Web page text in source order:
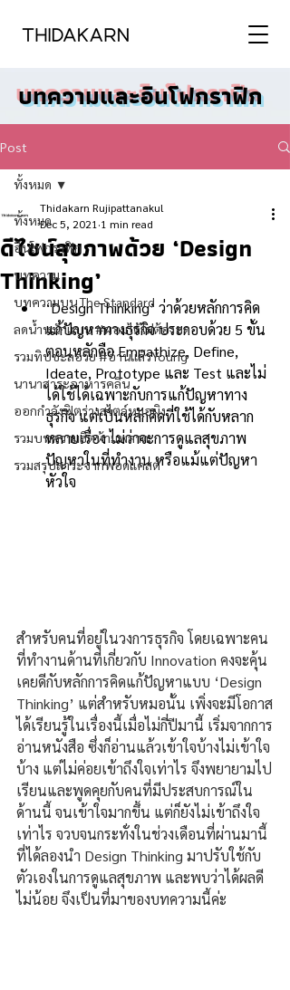
บทความและอินโฟกราฟิก
Post
ทั้งหมด
อินโฟกราฟิก
บทความ
บทความบน The Standard
ลดน้ำหนักแบบ #ผอมได้ไม่ต้องอด
รวมทิปชะลอวัย #อ่านแล้วYoung
นานาสาระอาหารคลีน
ออกกำลังฟิตร่างสไตล์หมอผิง
รวมบทความฮิตห้ามพลาด
รวมสรุปสาระจากพอดแคสต์
ทั้งหมด
ดีไซน์สุขภาพด้วย ‘Design
Thinking’
Thidakarn Rujipattanakul
Dec 5, 2021 1 min read
‘Design Thinking’ ว่าด้วยหลักการคิด
แก้ปัญหาทางธุรกิจ ประกอบด้วย 5 ขั้น
ตอนหลักคือ Empathize, Define,
Ideate, Prototype และ Test และไม่
ได้ใช้ได้เฉพาะกับการแก้ปัญหาทาง
ธุรกิจ แต่เป็นหลักคิดที่ใช้ได้กับหลาก
หลายเรื่อง ไม่ว่าจะการดูแลสุขภาพ
ปัญหาในที่ทำงาน หรือแม้แต่ปัญหา
หัวใจ
สำหรับคนที่อยู่ในวงการธุรกิจ โดยเฉพาะคน
ที่ทำงานด้านที่เกี่ยวกับ Innovation คงจะคุ้น
เคยดีกับหลักการคิดแก้ปัญหาแบบ ‘Design
Thinking’ แต่สำหรับหมอนั้น เพิ่งจะมีโอกาส
ได้เรียนรู้ในเรื่องนี้เมื่อไม่กี่ปีมานี้ เริ่มจากการ
อ่านหนังสือ ซึ่งก็อ่านแล้วเข้าใจบ้างไม่เข้าใจ
บ้าง แต่ไม่ค่อยเข้าถึงใจเท่าไร จึงพยายามไป
เรียนและพูดคุยกับคนที่มีประสบการณ์ใน
ด้านนี้ จนเข้าใจมากขึ้น แต่ก็ยังไม่เข้าถึงใจ
เท่าไร จวบจนกระทั่งในช่วงเดือนที่ผ่านมานี้
ที่ได้ลองนำ Design Thinking มาปรับใช้กับ
ตัวเองในการดูแลสุขภาพ และพบว่าได้ผลดี
ไม่น้อย จึงเป็นที่มาของบทความนี้ค่ะ